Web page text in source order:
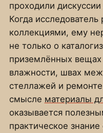
проходили
Когда исследователь
коллекциями, ему
не только о
приземлённых
влажности, швах
стеллажей и
смысле материалы
оказывается
практическое